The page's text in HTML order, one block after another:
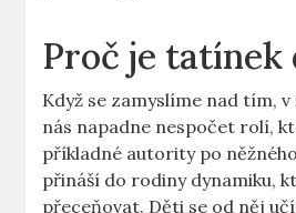
Proč je
Když se ‍zamyslíme‍ nad tím,
nás napadne nespočet rolí,
příkladné autority po
přináší do ⁢rodiny‌ dynamiku,
přeceňovat.​ Děti se od ‌něj